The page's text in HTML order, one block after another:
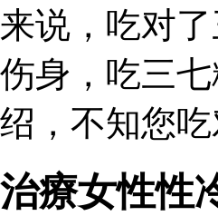
来说，吃对
伤身，吃三
绍，不知您
治療女性性